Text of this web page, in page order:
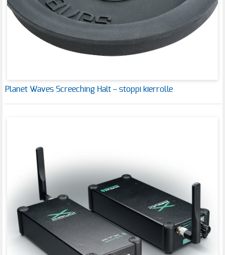
Planet Waves Screeching Halt – stoppi kierrolle